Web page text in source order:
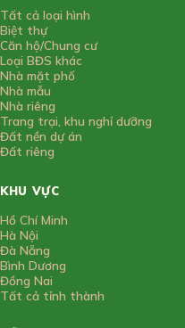
Tất cả loại hình
Biệt thự
Căn hộ/Chung cư
Loại BĐS khác
Nhà mặt phố
Nhà mẫu
Nhà riêng
Trang trại, khu nghỉ dưỡng
Đất nền dự án
Đất riêng
KHU VỰC
Hồ Chí Minh
Hà Nội
Đà Nẵng
Bình Dương
Đồng Nai
Tất cả tỉnh thành